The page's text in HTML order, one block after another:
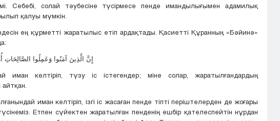
Себебі, солай тәубесіне түсірмесе пенде имандылығымен адамилық
қалуы мүмкін.
ең құрметті жаратылыс етіп ардақтады. Қасиетті Құранның «Бәйинә»
إِنَّ الَّذِينَ آمَنُوا وَعَمِلُوا الصَّالِحَاتِ
иман келтіріп, түзу іс істегендер; міне солар, жаратылғандардың
иман келтіріп, ізгі іс жасаған пенде тіпті періштелерден де жоғары
Етпен сүйектен жаратылған пенденің ешбір қателеспейтін нұрдан